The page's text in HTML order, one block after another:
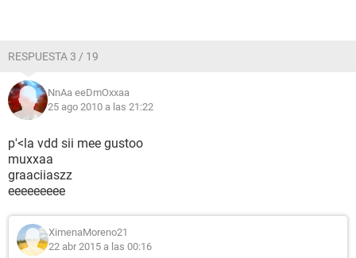
RESPUESTA 3 / 19
NnAa eeDmOxxaa
25 ago 2010 a las 21:22
p'<la vdd sii mee gustoo
muxxaa
graaciiaszz
eeeeeeeee
XimenaMoreno21
22 abr 2015 a las 00:16